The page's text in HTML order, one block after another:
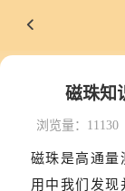
磁珠知
浏览量：11130
磁珠是高通
用中我们发现